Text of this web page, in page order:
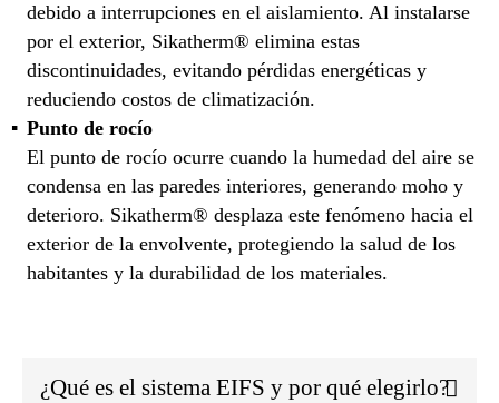
debido a interrupciones en el aislamiento. Al instalarse
por el exterior, Sikatherm® elimina estas
discontinuidades, evitando pérdidas energéticas y
reduciendo costos de climatización.
Punto de rocío
El punto de rocío ocurre cuando la humedad del aire se
condensa en las paredes interiores, generando moho y
deterioro. Sikatherm® desplaza este fenómeno hacia el
exterior de la envolvente, protegiendo la salud de los
habitantes y la durabilidad de los materiales.
¿Qué es el sistema EIFS y por qué elegirlo?